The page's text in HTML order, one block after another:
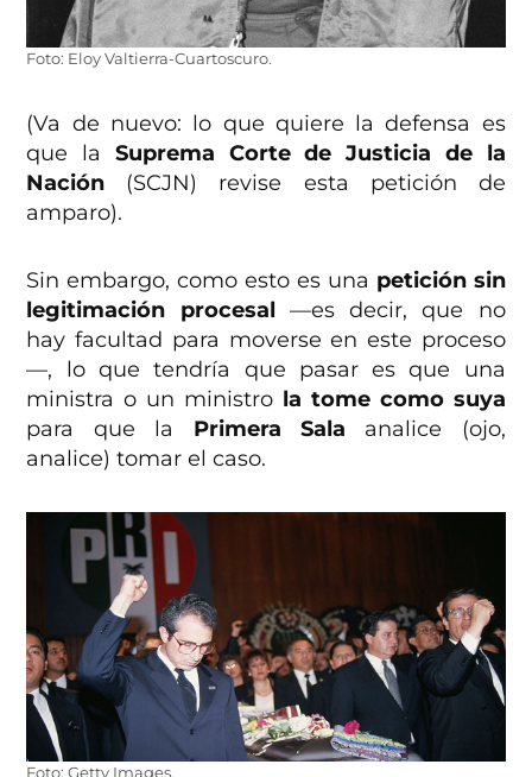
Foto: Eloy Valtierra-Cuartoscuro.
(Va de nuevo: lo que quiere la defensa es
que la Suprema Corte de Justicia de la
Nación (SCJN) revise esta petición de
amparo).
Sin embargo, como esto es una petición sin
legitimación procesal—es decir, que no
hay facultad para moverse en este proceso
—, lo que tendría que pasar es que una
ministra o un ministro la tome como suya
para que la Primera Sala analice (ojo,
analice) tomar el caso.
Foto: Getty Images.